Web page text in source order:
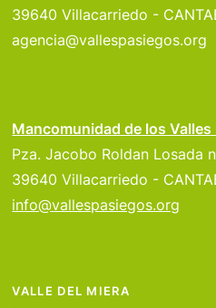
39640 Villacarriedo -
agencia@vallespasiegos.org
Mancomunidad de los Valles
Pza. Jacobo Roldan Losada
39640 Villacarriedo -
info@vallespasiegos.org
VALLE DEL MIERA